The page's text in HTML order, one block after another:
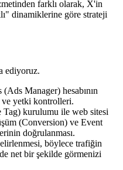
farklı olarak, X'in
dinamiklerine göre strateji
ediyoruz.
(Ads Manager) hesabının
yetki kontrolleri.
Tag) kurulumu ile web sitesi
(Conversion) ve Event
doğrulanması.
böylece trafiğin
net bir şekilde görmenizi